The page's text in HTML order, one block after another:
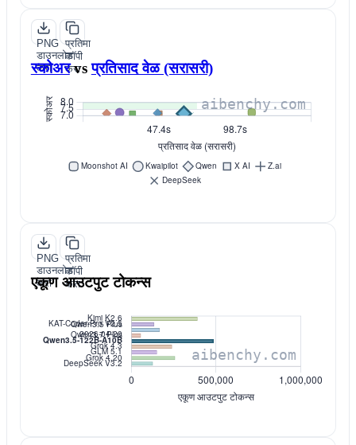
PNG
डाउनलोड
करा
प्रतिमा
कॉपी
करा
स्कोअर vs प्रतिसाद वेळ (सरासरी)
PNG
डाउनलोड
करा
प्रतिमा
कॉपी
करा
एकूण आउटपुट टोकन्स